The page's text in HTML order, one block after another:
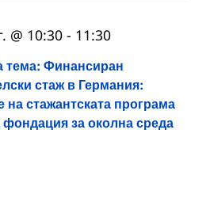
Финансиран
стаж в Германия:
на стажантската програма
за околна среда
@ 10:30 - 11:30